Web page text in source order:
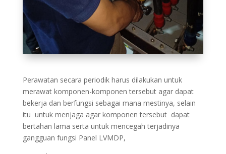
Perawatan secara periodik harus dilakukan untuk
merawat komponen-komponen tersebut agar dapat
bekerja dan berfungsi sebagai mana mestinya, selain
itu untuk menjaga agar komponen tersebut dapat
bertahan lama serta untuk mencegah terjadinya
gangguan fungsi Panel LVMDP,